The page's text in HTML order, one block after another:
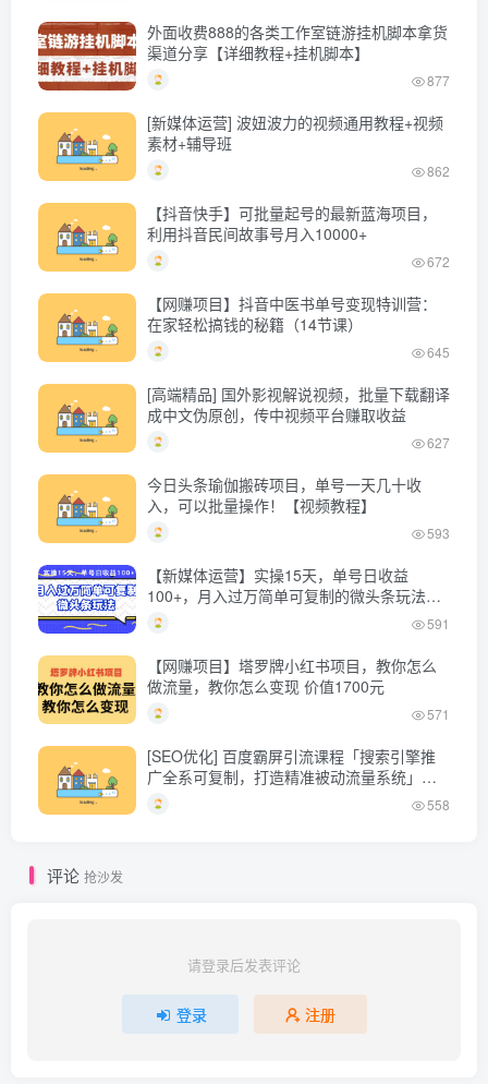
外面收费888的各类工作室链游挂机脚本拿货
渠道分享【详细教程+挂机脚本】
877
[新媒体运营] 波妞波力的视频通用教程+视频
素材+辅导班
862
【抖音快手】可批量起号的最新蓝海项目，
利用抖音民间故事号月入10000+
672
【网赚项目】抖音中医书单号变现特训营：
在家轻松搞钱的秘籍（14节课）
645
[高端精品] 国外影视解说视频，批量下载翻译
成中文伪原创，传中视频平台赚取收益
627
今日头条瑜伽搬砖项目，单号一天几十收
入，可以批量操作！【视频教程】
593
【新媒体运营】实操15天，单号日收益
100+，月入过万简单可复制的微头条玩法
【付费文章】
591
【网赚项目】塔罗牌小红书项目，教你怎么
做流量，教你怎么变现 价值1700元
571
[SEO优化] 百度霸屏引流课程「搜索引擎推
广全系可复制，打造精准被动流量系统」附
带工具
558
评论 抢沙发
请登录后发表评论
登录 注册